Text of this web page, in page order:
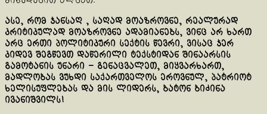
ასე, რომ ჯანსაღ , საღად მოაზროვნე, რეალურად
კრიტიკულად მოაზროვნე ადამიანებს, ვინც არ ხართ
არც ერთი პოლიტიკური სექტის წევრი, ვისაც ჯერ
კიდევ შეგწევთ დაწერილი ტექსტიდან შინაარსის
გამოტანის უნარი – გენაცვალეთ, მიყვარხართ,
მადლობას ვუხდი საქართველოს ეროვნულ, პატრიოტ
ხელისუფლებას და მის ლიდერს, ბატონ ბიძინა
ივანიშვილს!